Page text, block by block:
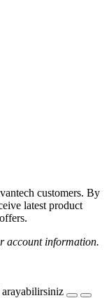
customers. By
latest product
account information.